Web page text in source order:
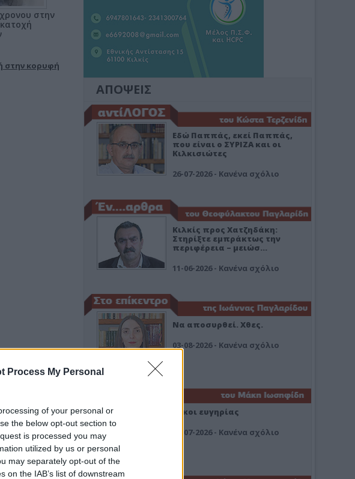
Process My Personal
of your personal or
the below opt-out section to
is processed you may
utilized by us or personal
may separately opt-out of the
on the IAB’s list of downstream
στην
στην κορυφή
ΑΠΟΨΕΙΣ
Εδώ Παππάς, εκεί Παππάς,
που είναι ο ΣΥΡΙΖΑ και οι
Κιλκισιώτες
26-07-2026 - Κανένα σχόλιο
Κιλκίς προς Χατζηδάκη:
Στηρίξτε εμπράκτως την
περιφέρεια – μειώσ…
11-06-2026 - Κανένα σχόλιο
Να αποσυρθεί. Χθες.
03-08-2026 - Κανένα σχόλιο
Οίκοι ευγηρίας
24-07-2026 - Κανένα σχόλιο